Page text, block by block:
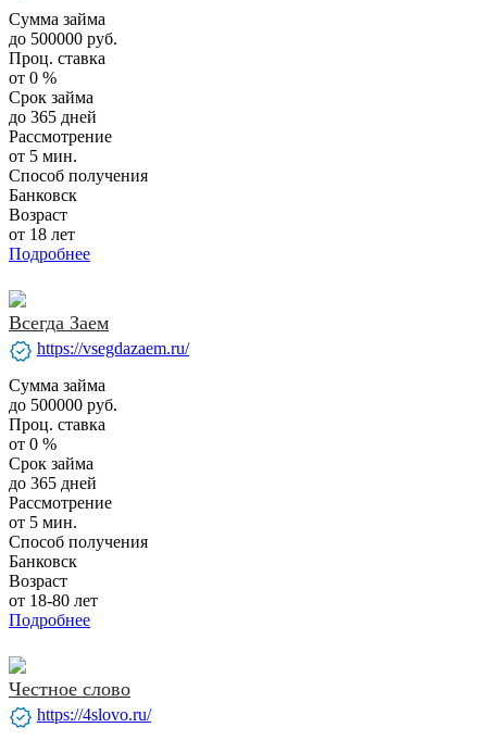
Сумма займа
до 500000 руб.
Проц. ставка
от 0 %
Срок займа
до 365 дней
Рассмотрение
от 5 мин.
Способ получения
Банковск
Возраст
от 18 лет
Подробнее
Всегда Заем
verified https://vsegdazaem.ru/
Сумма займа
до 500000 руб.
Проц. ставка
от 0 %
Срок займа
до 365 дней
Рассмотрение
от 5 мин.
Способ получения
Банковск
Возраст
от 18-80 лет
Подробнее
Честное слово
verified https://4slovo.ru/